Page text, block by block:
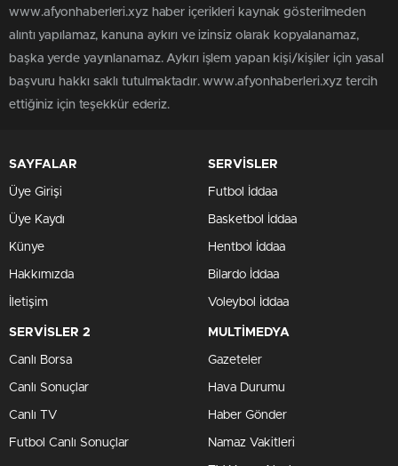
www.afyonhaberleri.xyz haber içerikleri kaynak gösterilmeden
alıntı yapılamaz, kanuna aykırı ve izinsiz olarak kopyalanamaz,
başka yerde yayınlanamaz. Aykırı işlem yapan kişi/kişiler için yasal
başvuru hakkı saklı tutulmaktadır. www.afyonhaberleri.xyz tercih
ettiğiniz için teşekkür ederiz.
SAYFALAR
Üye Girişi
Üye Kaydı
Künye
Hakkımızda
İletişim
SERVİSLER
Futbol İddaa
Basketbol İddaa
Hentbol İddaa
Bilardo İddaa
Voleybol İddaa
SERVİSLER 2
Canlı Borsa
Canlı Sonuçlar
Canlı TV
Futbol Canlı Sonuçlar
MULTİMEDYA
Gazeteler
Hava Durumu
Haber Gönder
Namaz Vakitleri